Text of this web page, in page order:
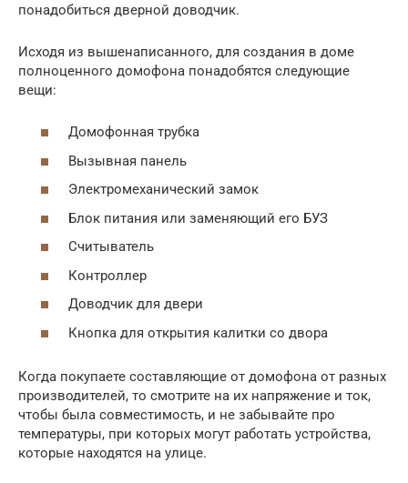
понадобиться дверной доводчик.
Исходя из вышенаписанного, для создания в доме
полноценного домофона понадобятся следующие
вещи:
Домофонная трубка
Вызывная панель
Электромеханический замок
Блок питания или заменяющий его БУЗ
Считыватель
Контроллер
Доводчик для двери
Кнопка для открытия калитки со двора
Когда покупаете составляющие от домофона от разных
производителей, то смотрите на их напряжение и ток,
чтобы была совместимость, и не забывайте про
температуры, при которых могут работать устройства,
которые находятся на улице.